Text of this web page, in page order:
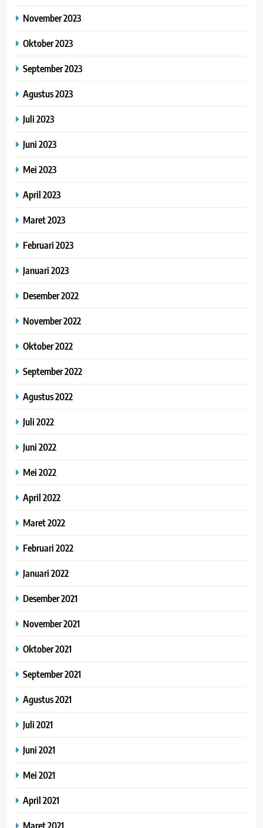
November 2023
Oktober 2023
September 2023
Agustus 2023
Juli 2023
Juni 2023
Mei 2023
April 2023
Maret 2023
Februari 2023
Januari 2023
Desember 2022
November 2022
Oktober 2022
September 2022
Agustus 2022
Juli 2022
Juni 2022
Mei 2022
April 2022
Maret 2022
Februari 2022
Januari 2022
Desember 2021
November 2021
Oktober 2021
September 2021
Agustus 2021
Juli 2021
Juni 2021
Mei 2021
April 2021
Maret 2021